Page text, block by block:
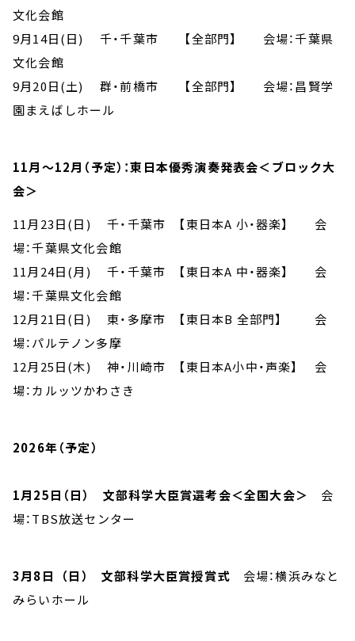
文化会館
9月14日(日) 千・千葉市 【全部門】 会場：千葉県
文化会館
9月20日(土) 群・前橋市 【全部門】 会場：昌賢学
園まえばしホール
11月～12月（予定）：東日本優秀演奏発表会＜ブロック大
会＞
11月23日(日) 千・千葉市 【東日本A 小・器楽】 会
場：千葉県文化会館
11月24日(月) 千・千葉市 【東日本A 中・器楽】 会
場：千葉県文化会館
12月21日(日) 東・多摩市 【東日本B 全部門】 会
場：パルテノン多摩
12月25日(木) 神・川崎市 【東日本A小中・声楽】 会
場：カルッツかわさき
2026年（予定）
1月25日（日） 文部科学大臣賞選考会＜全国大会＞ 会
場：TBS放送センター
3月8日 （日） 文部科学大臣賞授賞式
会場：横浜みなと
みらいホール